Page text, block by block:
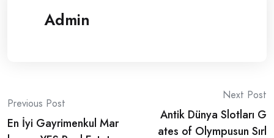
Admin
Post
navigation
Previous Post
En İyi Gayrimenkul Mar
Next Post
Antik Dünya Slotları G
ates of Olympusun Sırl